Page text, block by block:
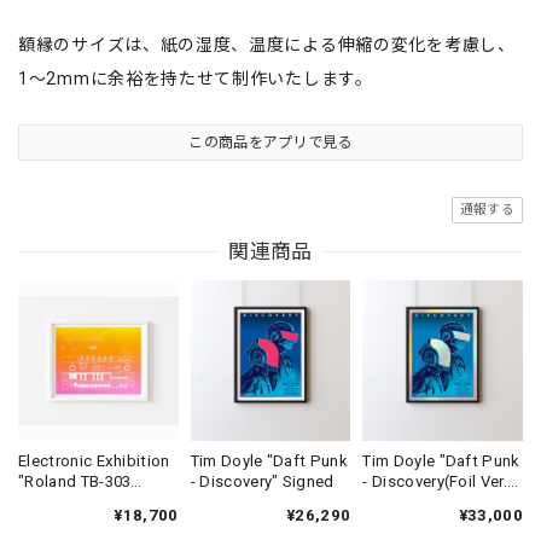
額縁のサイズは、紙の湿度、温度による伸縮の変化を考慮し、
1〜2mmに余裕を持たせて制作いたします。
この商品をアプリで見る
通報する
関連商品
Electronic Exhibition
"Roland TB-303
¥18,700
Tim Doyle "Daft Punk
- Discovery" Signed
¥26,290
Tim Doyle "Daft Punk
- Discovery(Foil Ver.)"
¥33,000